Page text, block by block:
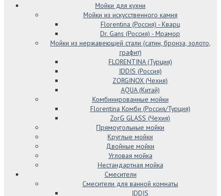
Мойки для кухни
Мойки из искусственного камня
Florentina (Россия) - Кварц
Dr. Gans (Россия) - Мрамор
Мойки из нержавеющей стали (сатин, бронза, золото,
графит)
FLORENTINA (Турция)
IDDIS (Россия)
ZORGINOX (Чехия)
AQUA (Китай)
Комбинированные мойки
Florentina Комби (Россия/Турция)
ZorG GLASS (Чехия)
Прямоугольные мойки
Круглые мойки
Двойные мойки
Угловая мойка
Нестандартная мойка
Смесители
Смесители для ванной комнаты
IDDIS